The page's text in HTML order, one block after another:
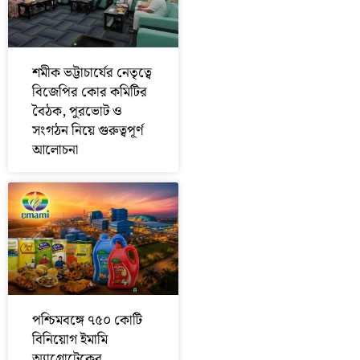
শমীক ভট্টাচার্যের নেতৃত্বে
বিজেপির কোর কমিটির
বৈঠক, পুরভোট ও
সংগঠন নিয়ে গুরুত্বপূর্ণ
আলোচনা
পশ্চিমবঙ্গে ৭৫০ কোটি
বিনিয়োগ ইমামি